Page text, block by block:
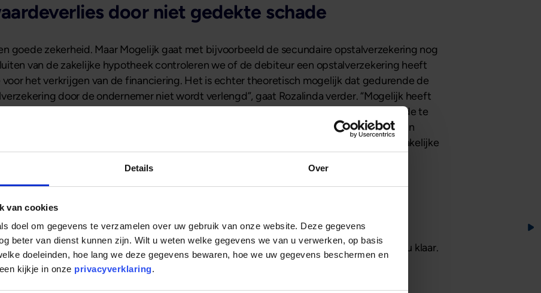
Details Over
van cookies
doel om gegevens te verzamelen over uw gebruik van onze website. Deze gegevens
beter van dienst kunnen zijn. Wilt u weten welke gegevens we van u verwerken, op basis
doeleinden, hoe lang we deze gegevens bewaren, hoe we uw gegevens beschermen en
kijkje in onze privacyverklaring.
door niet gedekte schade
goede zekerheid. Maar Mogelijk gaat met bijvoorbeeld de secundaire opstalverzekering nog
van de zakelijke hypotheek controleren we of de debiteur een opstalverzekering heeft
voor het verkrijgen van de financiering. Het is echter theoretisch mogelijk dat gedurende de
door de ondernemer niet wordt verlengd”, gaat Rozalinda verder. “Mogelijk heeft
risico afgedekt het is bedoeld om waardeverlies aan opstallen door niet gedekte schade te
uit als bij uitwinning het geïnvesteerde bedrag niet (geheel) zou terugkomen. Naar mijn
buiten Mogelijk die deze zekerheid biedt. Nog een reden om te investeren in zakelijke
of investeren bij Mogelijk werkt? Maak gerusteen afspraak. Wij staan met plezier voor u klaar.
volgen. Hier leggen we u alle details over vermogen opbouwen bij Mogelijk verder uit.